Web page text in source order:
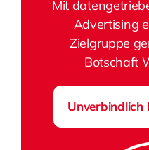
Mit
Advertising
Zielgruppe
Botschaft
Unverbindlich